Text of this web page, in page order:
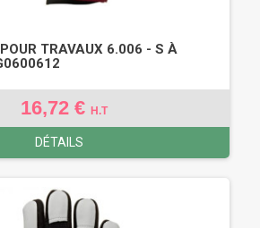
TRAVAUX 6.006 - S À
16,72 € H.T
DÉTAILS